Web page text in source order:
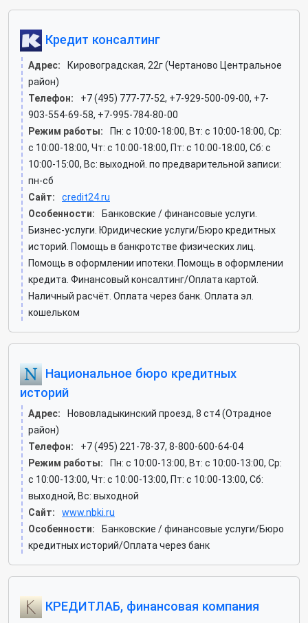
Кредит консалтинг
Адрес:
Кировоградская, 22г (Чертаново Центральное
район)
Телефон:
+7 (495) 777-77-52, +7-929-500-09-00, +7-
903-554-69-58, +7-995-784-80-00
Режим работы:
Пн: c 10:00-18:00, Вт: c 10:00-18:00, Ср:
c 10:00-18:00, Чт: c 10:00-18:00, Пт: c 10:00-18:00, Сб: c
10:00-15:00, Вс: выходной. по предварительной записи:
пн-сб
Сайт:
credit24.ru
Особенности:
Банковские / финансовые услуги.
Бизнес-услуги. Юридические услуги/Бюро кредитных
историй. Помощь в банкротстве физических лиц.
Помощь в оформлении ипотеки. Помощь в оформлении
кредита. Финансовый консалтинг/Оплата картой.
Наличный расчёт. Оплата через банк. Оплата эл.
кошельком
Национальное бюро кредитных
историй
Адрес:
Нововладыкинский проезд, 8 ст4 (Отрадное
район)
Телефон:
+7 (495) 221-78-37, 8-800-600-64-04
Режим работы:
Пн: c 10:00-13:00, Вт: c 10:00-13:00, Ср:
c 10:00-13:00, Чт: c 10:00-13:00, Пт: c 10:00-13:00, Сб:
выходной, Вс: выходной
Сайт:
www.nbki.ru
Особенности:
Банковские / финансовые услуги/Бюро
кредитных историй/Оплата через банк
КРЕДИТЛАБ, финансовая компания